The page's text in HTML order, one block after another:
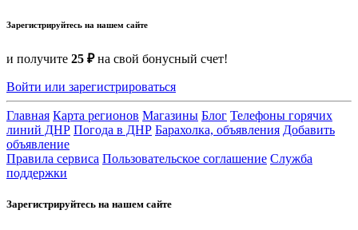
Зарегистрируйтесь на нашем сайте
и получите 25 ₽на свой бонусный счет!
Войти или зарегистрироваться
Главная Карта регионов Магазины Блог Телефоны горячих
линий ДНР Погода в ДНР Барахолка, объявления Добавить
объявление
Правила сервиса Пользовательское соглашение Служба
поддержки
Зарегистрируйтесь на нашем сайте